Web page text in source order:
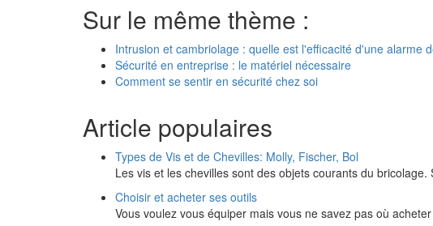
Sur le même thème :
Intrusion et cambriolage : quelle est l'efficacité d'une alarme
Sécurité en entreprise : le matériel nécessaire
Comment se sentir en sécurité chez soi
Article populaires
Types de Vis et de Chevilles: Molly, Fischer, Bol
Les vis et les chevilles sont des objets courants du
Choisir et acheter ses outils
Vous voulez vous équiper mais vous ne savez pas où